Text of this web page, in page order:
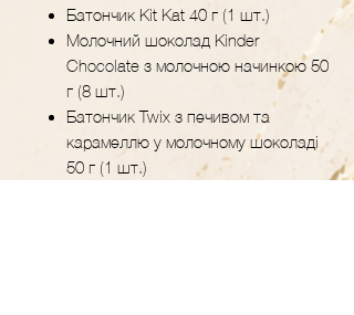
Батончик Kit Kat 40 г (1 шт.)
Молочний шоколад Kinder
Chocolate з молочною начинкою 50
г (8 шт.)
Батончик Twix з печивом та
карамеллю у молочному шоколаді
50 г (1 шт.)